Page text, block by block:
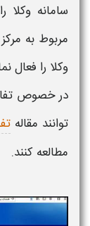
سامانه وکلا
مربوط به
وکلا را فعال
در خصوص
توانند مقاله
مطالعه کنند.